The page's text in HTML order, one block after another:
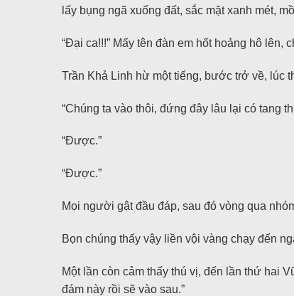
lấy bụng ngã xuống đất, sắc mặt xanh mét,
“Đại ca!!!” Mấy tên đàn em hốt hoảng hô lên,
Trần Khả Linh hừ một tiếng, bước trở về, lúc
“Chúng ta vào thôi, đứng đây lâu lại có tang
“Được.”
“Được.”
Mọi người gật đầu đáp, sau đó vòng qua
Bọn chúng thấy vậy liền vội vàng chạy đến
Một lần còn cảm thấy thú vị, đến lần thứ hai
đám này rồi sẽ vào sau.”